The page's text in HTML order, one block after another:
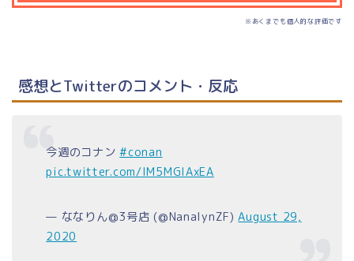
※あくまでも個人的な評価です
感想とTwitterのコメント・反応
今週のコナン#conan
pic.twitter.com/IM5MGIAxEA
— ななりん@3号店 (@NanalynZF)August 29,
2020